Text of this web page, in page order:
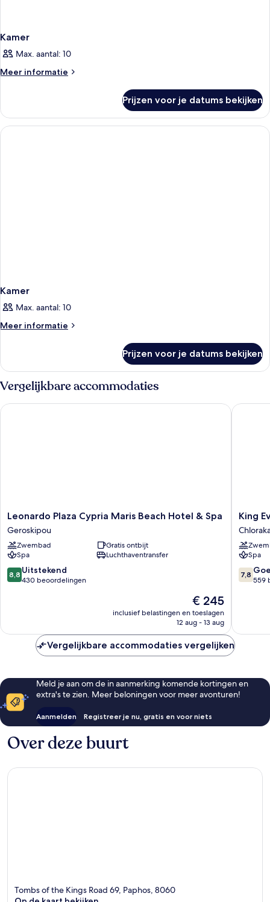
Kamer
Max. aantal: 10
Meer informatie
Meer
Prijzen voor je datums bekijken
Kamer
Max. aantal: 10
Meer informatie
Meer
Prijzen voor je datums bekijken
Vergelijkbare accommodaties
Leonardo
Plaza
Cypria
Maris
Beach
Hotel
&
Leonardo Plaza Cypria Maris Beach Hotel & Spa
Geroskipou
Zwembad
Gratis ontbijt
Spa
Luchthaventransfer
8.8
van
8,8 Uitstekend
430 beoordelingen
De
prijs
is
€ 245
inclusief belastingen en toeslagen
12 aug - 13 aug
Leonardo Plaza Cypria Maris Beach Hotel & Spa
King
Beach
Hotel
&
Resort
King
Spa
7.8
van
7,8
559
King
Vergelijkbare accommodaties vergelijken
Meld je aan om de in aanmerking komende kortingen en
extra's te zien. Meer beloningen voor meer avonturen!
Aanmelden Registreer je nu, gratis en voor niets
Over deze buurt
Tombs of the Kings Road 69, Paphos, 8060